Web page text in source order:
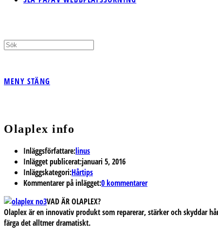
MENY STÄNG
Olaplex info
Inläggsförfattare:linus
Inlägget publicerat:januari 5, 2016
Inläggskategori:Hårtips
Kommentarer på inlägget:0 kommentarer
VAD ÄR OLAPLEX?
Olaplex är en innovativ produkt som reparerar, stärker och skyddar
färga det alltmer dramatiskt.